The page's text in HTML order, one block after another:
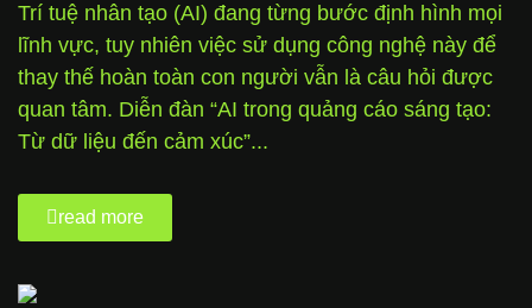
Trí tuệ nhân tạo (AI) đang từng bước định hình mọi
lĩnh vực, tuy nhiên việc sử dụng công nghệ này để
thay thế hoàn toàn con người vẫn là câu hỏi được
quan tâm. Diễn đàn “AI trong quảng cáo sáng tạo:
Từ dữ liệu đến cảm xúc”...
read more